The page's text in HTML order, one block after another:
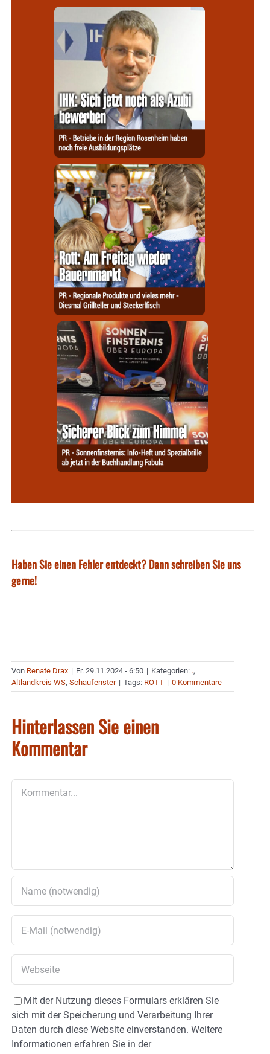
Haben Sie einen Fehler entdeckt? Dann schreiben Sie uns
gerne!
Von Renate Drax | Fr. 29.11.2024 - 6:50 | Kategorien: .,
Altlandkreis WS, Schaufenster | Tags: ROTT | 0 Kommentare
Hinterlassen Sie einen
Kommentar
Mit der Nutzung dieses Formulars erklären Sie
sich mit der Speicherung und Verarbeitung Ihrer
Daten durch diese Website einverstanden. Weitere
Informationen erfahren Sie in der